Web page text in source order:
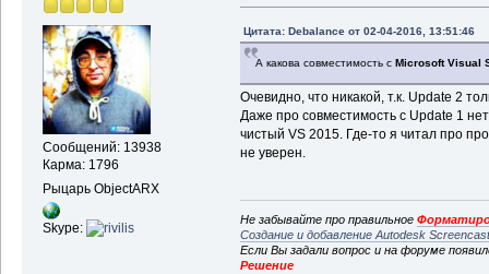
Сообщений: 13938
Карма: 1796
Рыцарь ObjectARX
Skype:
Цитата: Debalance от 02-04-2016, 13:51:46
А какова совместимость с Microsoft Visual
Очевидно, что никакой, т.к. Update 2
Даже про совместимость с Update 1
чистый VS 2015. Где-то я читал про
не уверен.
Не забывайте про правильное
Создание и добавление Autodesk
Если Вы задали вопрос и на форуме
Решение